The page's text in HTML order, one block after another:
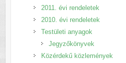
2011. évi rendeletek
2010. évi rendeletek
Testületi anyagok
Jegyzőkönyvek
Közérdekű közlemények